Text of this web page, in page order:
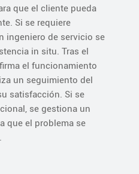
que el cliente pueda
Si se requiere
ingeniero de servicio se
in situ. Tras el
el funcionamiento
un seguimiento del
satisfacción. Si se
se gestiona un
que el problema se